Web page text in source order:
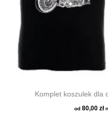
Komplet koszulek dla
od 80,00 zł